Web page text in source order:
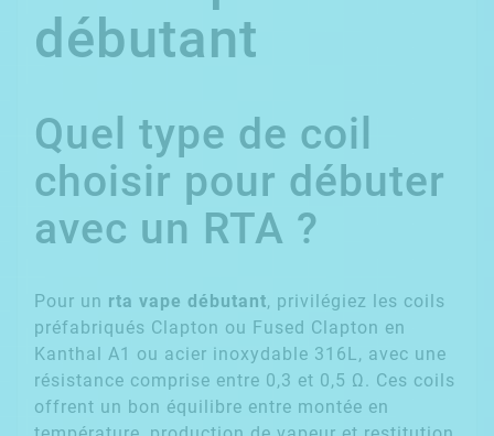
débutant
Quel type de coil
choisir pour débuter
avec un RTA ?
Pour un rta vape débutant, privilégiez les coils
préfabriqués Clapton ou Fused Clapton en
Kanthal A1 ou acier inoxydable 316L, avec une
résistance comprise entre 0,3 et 0,5 Ω. Ces coils
offrent un bon équilibre entre montée en